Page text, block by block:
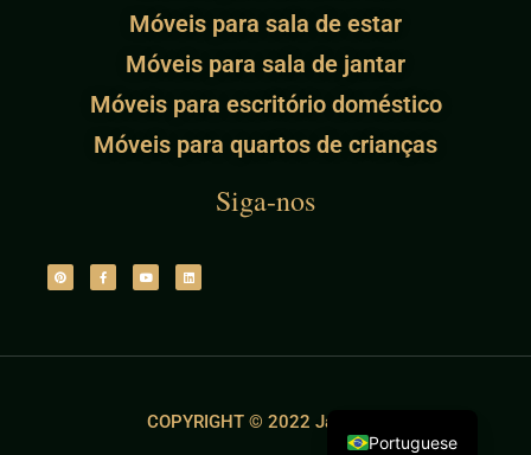
Móveis para sala de estar
Móveis para sala de jantar
Móveis para escritório doméstico
Móveis para quartos de crianças
Siga-nos
COPYRIGHT © 2022 Jade Ant
Portuguese